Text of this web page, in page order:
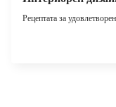
Рецептата за